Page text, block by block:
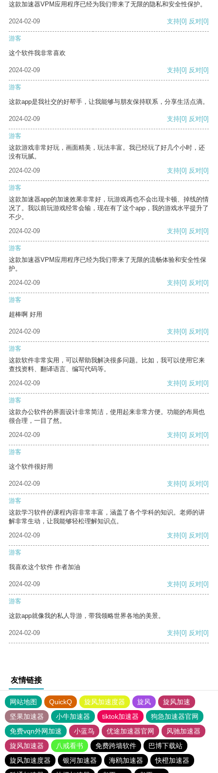
这款加速器VPM应用程序已经为我们带来了无限的隐私和安全性保护。
2024-02-09 支持[0] 反对[0]
游客
这个软件我非常喜欢
2024-02-09 支持[0] 反对[0]
游客
这款app是我社交的好帮手，让我能够与朋友保持联系，分享生活点滴。
2024-02-09 支持[0] 反对[0]
游客
这款游戏非常好玩，画面精美，玩法丰富。我已经玩了好几个小时，还
没有玩腻。
2024-02-09
支持[0] 反对[0]
游客
这款加速器app的加速效果非常好，玩游戏再也不会出现卡顿、掉线的情
况了。我以前玩游戏经常会输，现在有了这个app，我的游戏水平提升了
不少。
2024-02-09
支持[0] 反对[0]
游客
这款加速器VPM应用程序已经为我们带来了无限的流畅体验和安全性保
护。
2024-02-09
支持[0] 反对[0]
游客
超棒啊 好用
2024-02-09 支持[0] 反对[0]
游客
这款软件非常实用，可以帮助我解决很多问题。比如，我可以使用它来
查找资料、翻译语言、编写代码等。
2024-02-09
支持[0] 反对[0]
游客
这款办公软件的界面设计非常简洁，使用起来非常方便。功能的布局也
很合理，一目了然。
2024-02-09
支持[0] 反对[0]
游客
这个软件很好用
2024-02-09 支持[0] 反对[0]
游客
这款学习软件的课程内容非常丰富，涵盖了各个学科的知识。老师的讲
解非常生动，让我能够轻松理解知识点。
2024-02-09
支持[0] 反对[0]
游客
我喜欢这个软件 作者加油
2024-02-09 支持[0] 反对[0]
游客
这款app就像我的私人导游，带我领略世界各地的美景。
2024-02-09 支持[0] 反对[0]
友情链接
网站地图 QuickQ 旋风加速度器 旋风
旋风加速
坚果加速器
小牛加速器 tiktok加速器
狗急加速器官网
免费vqn外网加速
小蓝鸟 优途加速器官网
风驰加速器
旋风加速器
八戒看书 免费跨墙软件
巴博下载站
旋风加速度器
银河加速器 海鸥加速器
快橙加速器